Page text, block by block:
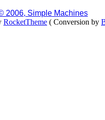
2006, Simple Machines
RocketTheme ( Conversion by